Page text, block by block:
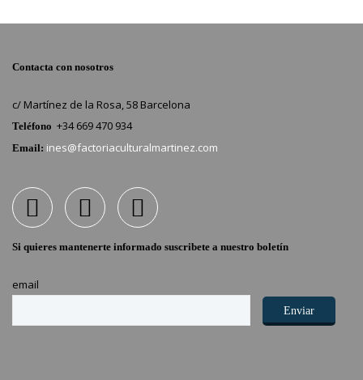
Contacta con nosotros
c/ Martínez de la Rosa, 58 Barcelona
Teléfono +34 669 470 934
Email: ines@factoriaculturalmartinez.com
Si quieres mantenerte informado suscribete a nuestro boletín
email